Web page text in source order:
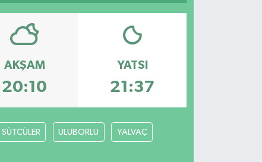
AKŞAM
20:10
YATSI
21:37
SÜTCÜLER ULUBORLU YALVAÇ